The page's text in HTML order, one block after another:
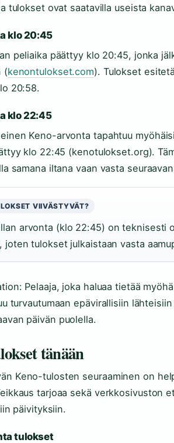
tulokset ovat saatavilla useista
klo 20:45
peliaika päättyy klo 20:45, jonka
(kenontulokset.com). Tulokset
20:58.
klo 22:45
Keno-arvonta tapahtuu
klo 22:45 (kenotulokset.org).
samana iltana vaan vasta
VIIVÄSTYVÄT?
arvonta (klo 22:45) on teknisesti
joten tulokset julkaistaan vasta
Pelaaja, joka haluaa tietää
turvautumaan epävirallisiin
päivän puolella.
tänään
Keno-tulosten seuraaminen on
tarjoaa sekä verkkosivuston
päivityksiin.
tulokset